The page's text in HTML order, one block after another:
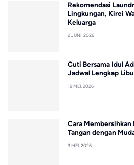
Rekomendasi
Lingkungan, Kirei
Keluarga
2 JUNI, 2026
Cuti Bersama Idul
Jadwal Lengkap
19 MEI, 2026
Cara
Tangan dengan
3 MEI, 2026